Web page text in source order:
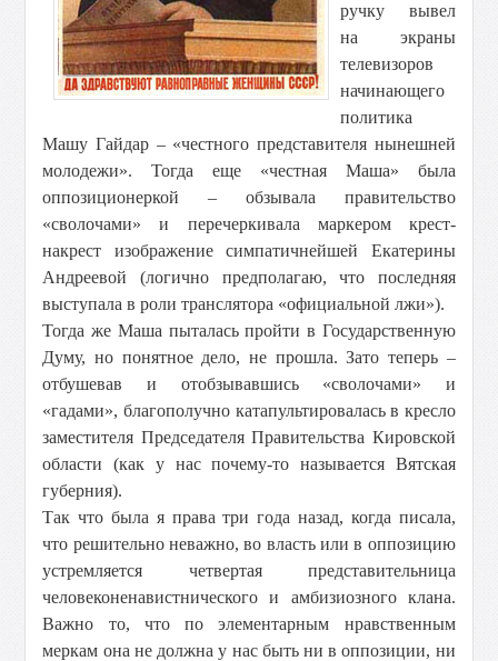
ручку вывел
на экраны
телевизоров
начинающего
политика
Машу Гайдар – «честного представителя нынешней
молодежи». Тогда еще «честная Маша» была
оппозиционеркой – обзывала правительство
«сволочами» и перечеркивала маркером крест-
накрест изображение симпатичнейшей Екатерины
Андреевой (логично предполагаю, что последняя
выступала в роли транслятора «официальной лжи»).
Тогда же Маша пыталась пройти в Государственную
Думу, но понятное дело, не прошла. Зато теперь –
отбушевав и отобзывавшись «сволочами» и
«гадами», благополучно катапультировалась в кресло
заместителя Председателя Правительства Кировской
области (как у нас почему-то называется Вятская
губерния).
Так что была я права три года назад, когда писала,
что решительно неважно, во власть или в оппозицию
устремляется четвертая представительница
человеконенавистнического и амбизиозного клана.
Важно то, что по элементарным нравственным
меркам она не должна у нас быть ни в оппозиции, ни